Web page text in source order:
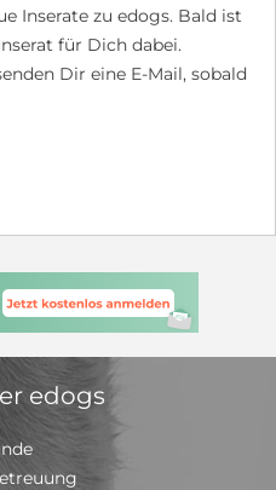
Inserate zu edogs. Bald ist
für Dich dabei.
Dir eine E-Mail, sobald
edogs